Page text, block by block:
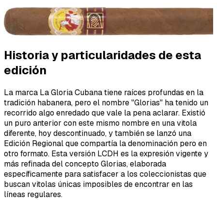
Historia y particularidades de esta
edición
La marca La Gloria Cubana tiene raíces profundas en la
tradición habanera, pero el nombre "Glorias" ha tenido un
recorrido algo enredado que vale la pena aclarar. Existió
un puro anterior con este mismo nombre en una vitola
diferente, hoy descontinuado, y también se lanzó una
Edición Regional que compartía la denominación pero en
otro formato. Esta versión LCDH es la expresión vigente y
más refinada del concepto Glorias, elaborada
específicamente para satisfacer a los coleccionistas que
buscan vitolas únicas imposibles de encontrar en las
líneas regulares.